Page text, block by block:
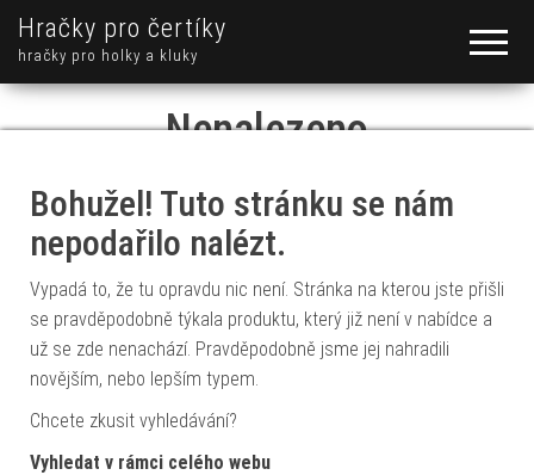
Hračky pro čertíky
hračky pro holky a kluky
Nenalezeno
Bohužel! Tuto stránku se nám
nepodařilo nalézt.
Vypadá to, že tu opravdu nic není. Stránka na kterou jste přišli
se pravděpodobně týkala produktu, který již není v nabídce a
už se zde nenachází. Pravděpodobně jsme jej nahradili
novějším, nebo lepším typem.
Chcete zkusit vyhledávání?
Vyhledat v rámci celého webu